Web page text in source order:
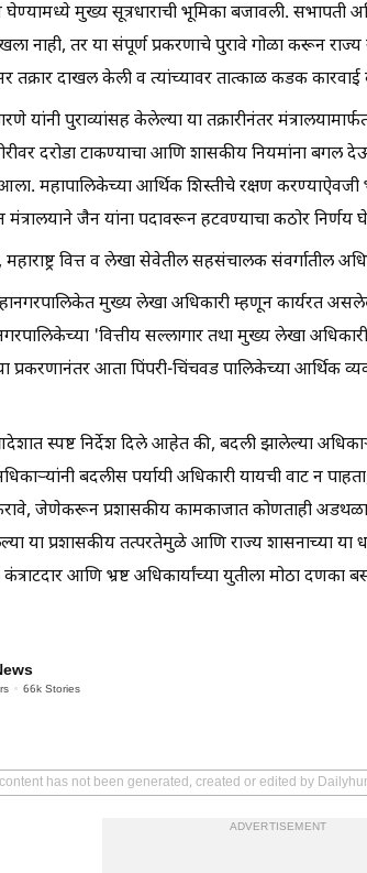
मुख्य सूत्रधाराची भूमिका बजावली. सभापती
नाही, तर या संपूर्ण प्रकरणाचे पुरावे गोळा करून
तक्रार दाखल केली व त्यांच्यावर तात्काळ कडक
यांनी पुराव्यांसह केलेल्या या तक्रारीनंतर
दरोडा टाकण्याचा आणि शासकीय नियमांना बगल
महापालिकेच्या आर्थिक शिस्तीचे रक्षण करण्याऐवजी
मंत्रालयाने जैन यांना पदावरून हटवण्याचा कठोर निर्णय
वित्त व लेखा सेवेतील सहसंचालक संवर्गातील
मुख्य लेखा अधिकारी म्हणून कार्यरत
'वित्तीय सल्लागार तथा मुख्य लेखा
प्रकरणानंतर आता पिंपरी-चिंचवड पालिकेच्या आर्थिक
स्पष्ट निर्देश दिले आहेत की, बदली झालेल्या
बदलीस पर्यायी अधिकारी यायची वाट न
जेणेकरून प्रशासकीय कामकाजात कोणताही
या प्रशासकीय तत्परतेमुळे आणि राज्य शासनाच्या या
आणि भ्रष्ट अधिकार्यांच्या युतीला मोठा दणका
66k Stories
has not been generated, created or edited by
ADVERTISEMENT